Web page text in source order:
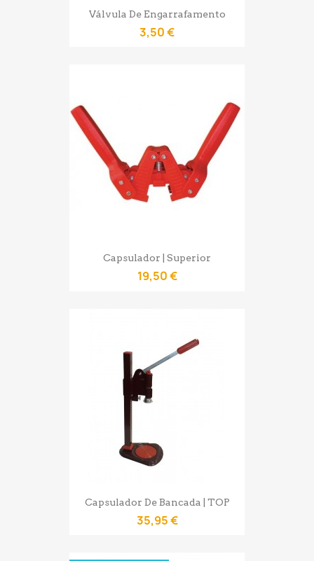
Válvula De Engarrafamento
3,50 €
Capsulador | Superior
19,50 €
Capsulador De Bancada | TOP
35,95 €